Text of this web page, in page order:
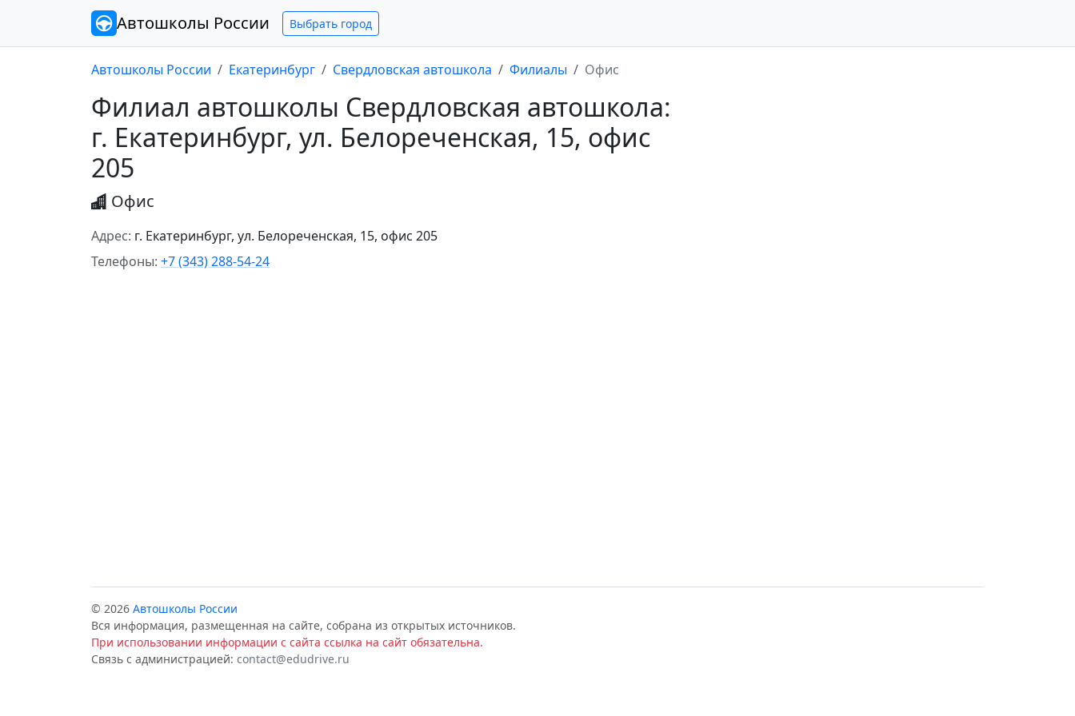
Автошколы России Выбрать город
Автошколы России Екатеринбург Свердловская автошкола Филиалы Офис
Филиал автошколы Свердловская автошкола:
г. Екатеринбург, ул. Белореченская, 15, офис
205
Офис
Адрес: г. Екатеринбург, ул. Белореченская, 15, офис 205
Телефоны: +7 (343) 288-54-24
© 2026 Автошколы России
Вся информация, размещенная на сайте, собрана из открытых источников.
При использовании информации с сайта ссылка на сайт обязательна.
Связь с администрацией: contact@edudrive.ru